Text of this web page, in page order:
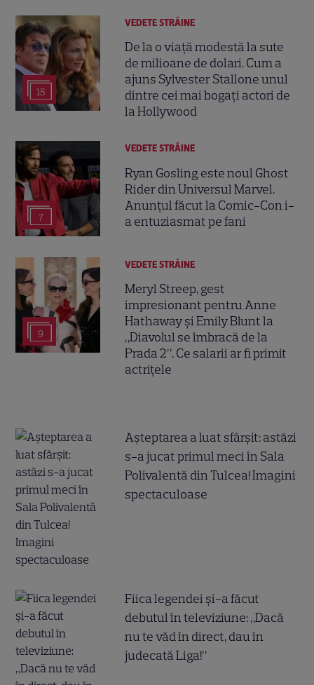
15
VEDETE STRĂINE
De la o viață modestă la sute
de milioane de dolari. Cum a
ajuns Sylvester Stallone unul
dintre cei mai bogați actori de
la Hollywood
7
VEDETE STRĂINE
Ryan Gosling este noul Ghost
Rider din Universul Marvel.
Anunțul făcut la Comic-Con i-
a entuziasmat pe fani
9
VEDETE STRĂINE
Meryl Streep, gest
impresionant pentru Anne
Hathaway și Emily Blunt la
„Diavolul se îmbracă de la
Prada 2”. Ce salarii ar fi primit
actrițele
Așteptarea a luat sfârșit: astăzi
s-a jucat primul meci în Sala
Polivalentă din Tulcea! Imagini
spectaculoase
Fiica legendei și-a făcut
debutul în televiziune: „Dacă
nu te văd în direct, dau în
judecată Liga!”